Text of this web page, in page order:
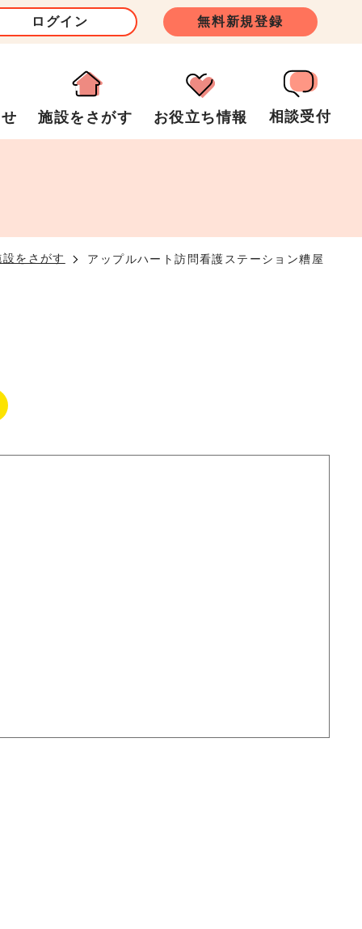
ログイン 無料新規登録
施設をさがす お役立ち情報 相談受付
設をさがす アップルハート訪問看護ステーション糟屋